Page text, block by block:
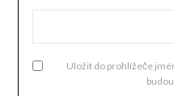
Uložit do prohlížeče